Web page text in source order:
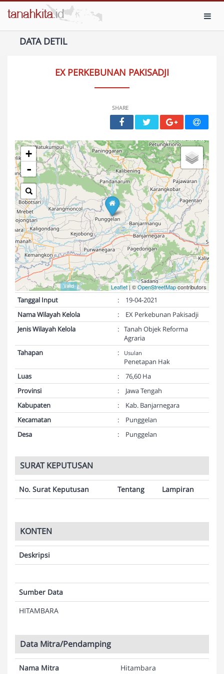
DATA DETIL
EX PERKEBUNAN PAKISADJI
SHARE
+
-
Leaflet | ©OpenStreetMapcontributors
Validasi Peta: Valid
Tanggal Input :
19-04-2021
Nama Wilayah Kelola
:
EX Perkebunan Pakisadji
Jenis Wilayah Kelola
: Tanah Objek Reforma
Agraria
Tahapan
: Usulan
Penetapan Hak
Luas
:
76,60 Ha
Provinsi
:
Jawa Tengah
Kabupaten
:
Kab. Banjarnegara
Kecamatan
:
Punggelan
Desa
: Punggelan
SURAT KEPUTUSAN
No. Surat Keputusan Tentang Lampiran
KONTEN
Deskripsi
Sumber Data
HITAMBARA
Data Mitra/Pendamping
Nama Mitra Hitambara